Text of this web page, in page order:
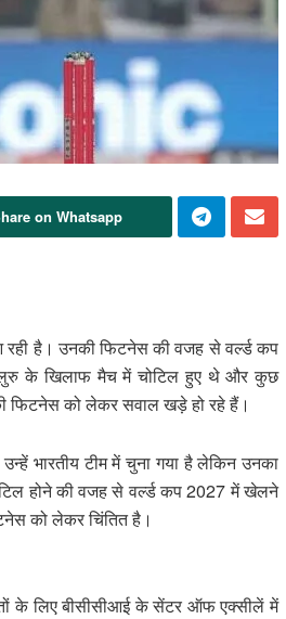
on Whatsapp
रही है। उनकी फिटनेस की वजह से वर्ल्ड कप
के खिलाफ मैच में चोटिल हुए थे और कुछ
को लेकर सवाल खड़े हो रहे हैं।
भारतीय टीम में चुना गया है लेकिन उनका
होने की वजह से वर्ल्ड कप 2027 में खेलने
को लेकर चिंतित है।
के लिए बीसीसीआई के सेंटर ऑफ एक्सीलें में